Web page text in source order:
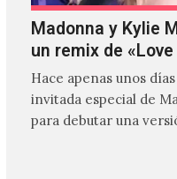
Madonna y Kylie
un remix de
Hace apenas unos
invitada especial de
para debutar una